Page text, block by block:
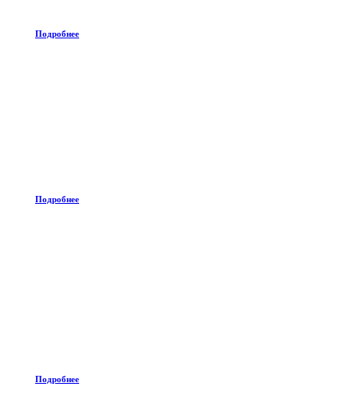
Подробнее
Подробнее
Подробнее